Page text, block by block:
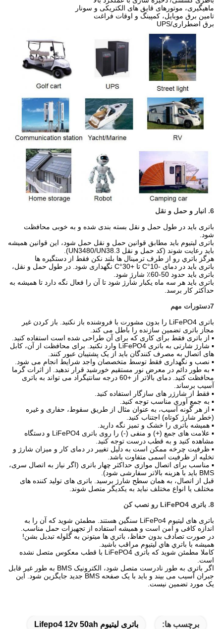
ماهیگیری، موتورهای قایق های الکتریکی و سونار
تامین برق موبایل، کمپینگ و اوقات فراغت
برق اضطراری/UPS
6. انبار و حمل و نقل
باتری باید در طول حمل و نقل بسته بندی شده و به خوبی محافظت
شود.
باتری لیتیوم باید مطابق قوانین حمل و نقل حمل شود، این قوانین همیشه
باید رعایت شوند (کد حمل و نقل UN3480/UN38.3).
هرگز باتري رو از طرف ترمينال ها بلند نکن فقط از دستگيره ها
باتری باید در دمای -10°C تا +30°C نگهداری شود. در طول حمل و نقل،
باتری باید حدود 50-60٪ شارژ شود.
باتری باید هر سه ماه یکبار شارژ شود تا آن را فعال نگه دارد تا همیشه به
حداکثر کار برسد.
7دستورات مهم
باتری LiFePO4 را بدون مشورت با فروشنده باز نکنید. باز کردن غیر
مجاز باتری تضمین سازنده را باطل می کند.
▪ از باتری فقط برای کاری که برای آن طراحی شده است استفاده کنید.
▪ شارژ شارتی به باتری LiFePO4 وارد نکنید. برای محافظت از آن، کابل
های اتصال به مصرف کنندگان باید از یک پشتیبان عبور کنند.
▪ نصب و نگهداری فقط توسط متخصصان واجد شرایط انجام می شود.
▪ به طور دائم در معرض نور مستقیم خورشید قرار ندهید. از اثرات گرما
محافظت کنید. دمای بالاتر از +60 درجه سانتیگراد می تواند به باتری
آسیب برساند.
▪ فقط از شارژر های سازگار استفاده کنید.
▪ به جمع آوری مناسب توجه کنید.
▪ از هر گونه آسیب، به عنوان مثال از طریق سقوط، حفاری و غیره
(خطر شارژ کوتاه) اجتناب کنید.
▪ همیشه باتری را خشک و تمیز نگه دارید.
▪ علامت های جمع (+) و منفی (-) را روی باتری LiFePO4 و دستگاه
مشاهده کنید و به قطب درست توجه کنید.
▪ ظرفیت چرخه ممکن است به دلیل تغییر در دمای کار و میزان شارژ و
تخلیه از ظرفیت اسمی متفاوت باشد.
▪ مناسب برای اتصال موازی حداکثر چهار باتری (اگر نیاز به اتصال سری،
BMS باید با هزینه بالاتر سفارشی شود).
قبل از اتصال، به همان سطح شارژ برسید. باتری های تولید کننده های
مختلف یا انواع مختلف نباید به یکدیگر متصل شوند.
8. باتری LiFePO4 رو نصب کن
باتری های لیتیوم LiFePo4 سنگین هستند. مطمئن شوید که آن را به
اندازه کافی و امن است و همیشه استفاده از تجهیزات حمل مناسب.
در صورت تصادف بدون حفاظ، باتري ها ميتونن به گلوله تبديل بشن!
هميشه با باتري هاي ليتيوم مراقب باشيد.
کاملا مطمئن شوید که باتری LiFePO4 با قطب معکوس متصل نشده
است.
اگر باتری به طور نادرست متصل شود، الکترونیک BMS به طور غیر قابل
جبران آسیب می بیند و باید با یک صفحه BMS جدید جایگزین شود. این
یک مورد تضمین نیست.
برچسب ها: باتری لیتیوم Lifepo4 12v 50ah